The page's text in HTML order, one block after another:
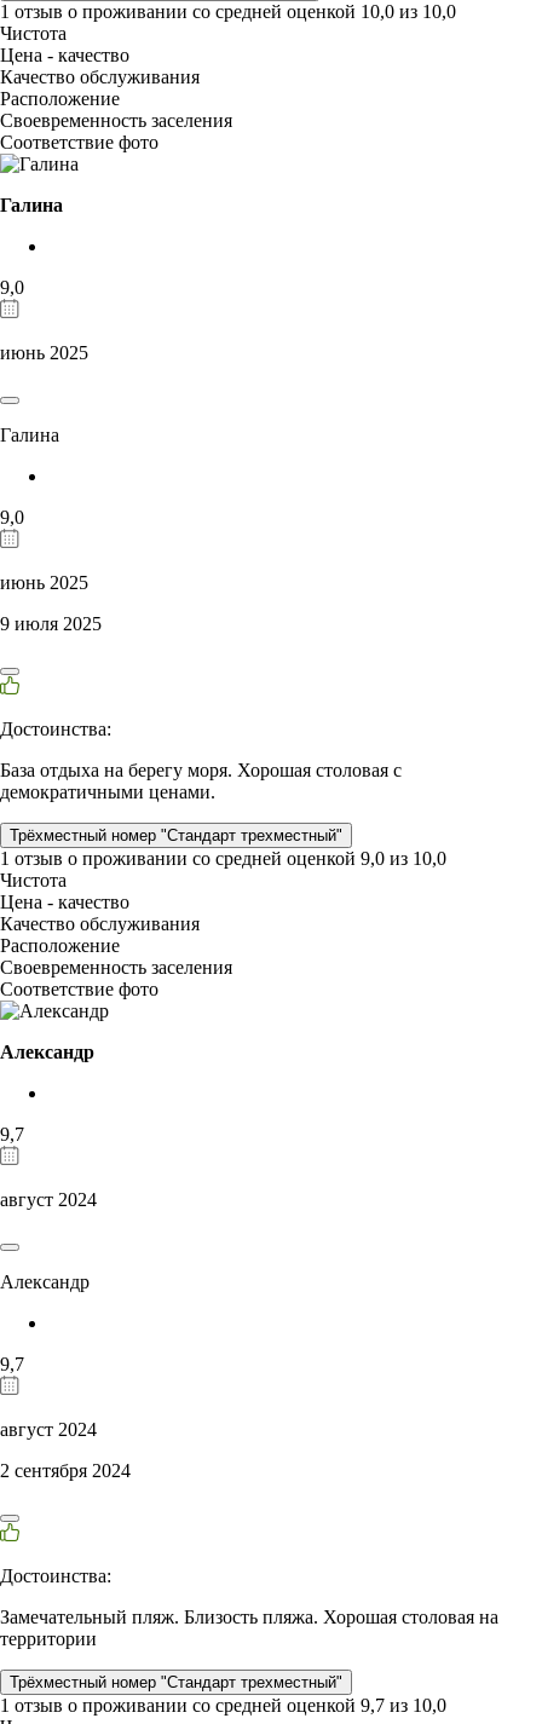
1 отзыв о проживании со средней оценкой 10,0 из 10,0
Чистота
Цена - качество
Качество обслуживания
Расположение
Своевременность заселения
Соответствие фото
Галина
9,0
июнь 2025
Галина
9,0
июнь 2025
9 июля 2025
Достоинства:
База отдыха на берегу моря. Хорошая столовая с
демократичными ценами.
Трёхместный номер "Стандарт трехместный"
1 отзыв о проживании со средней оценкой 9,0 из 10,0
Чистота
Цена - качество
Качество обслуживания
Расположение
Своевременность заселения
Соответствие фото
Александр
9,7
август 2024
Александр
9,7
август 2024
2 сентября 2024
Достоинства:
Замечательный пляж. Близость пляжа. Хорошая столовая на
территории
Трёхместный номер "Стандарт трехместный"
1 отзыв о проживании со средней оценкой 9,7 из 10,0